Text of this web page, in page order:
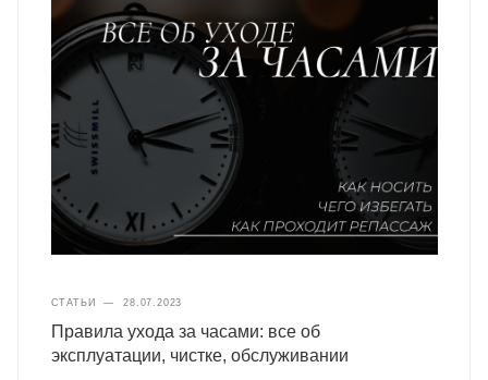
СТАТЬИ — 28.07.2023
Правила ухода за часами: все об
эксплуатации, чистке, обслуживании